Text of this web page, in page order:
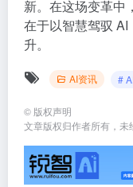
新。在这场变革中
在于以智慧驾驭
升。
AI资讯 #
© 版权声明
文章版权归作者所有，未